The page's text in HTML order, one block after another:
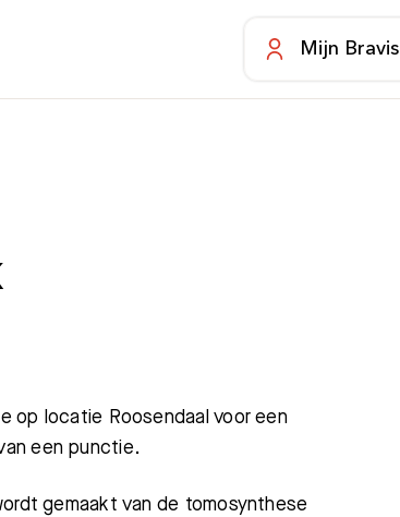
Mijn Bravis
op locatie Roosendaal voor een
een punctie.
gemaakt van de tomosynthese